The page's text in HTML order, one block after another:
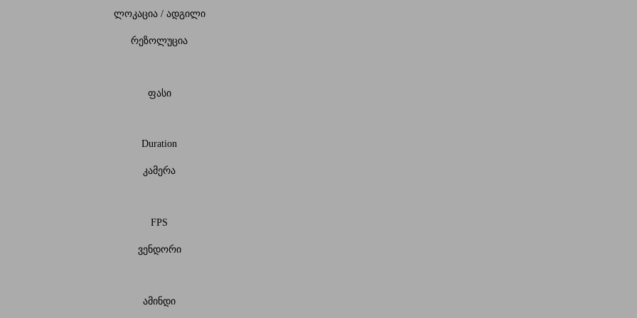
ლოკაცია / ადგილი
რეზოლუცია
ფასი
Duration
კამერა
FPS
ვენდორი
ამინდი